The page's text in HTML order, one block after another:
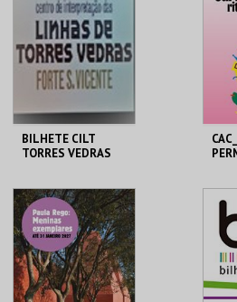
MAIS INFO
COMPRAR
BILHETE CILT
TORRES VEDRAS
MUSEU MUNICIPAL T.
VEDRAS
MAIS INFO
COMPRAR
CAC